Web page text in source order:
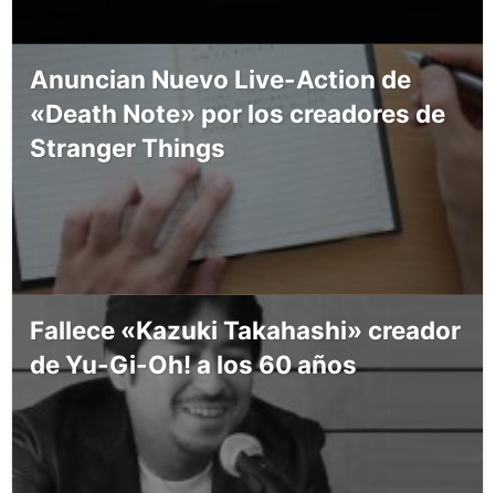
Anuncian Nuevo Live-Action de
«Death Note» por los creadores de
Stranger Things
Fallece «Kazuki Takahashi» creador
de Yu-Gi-Oh! a los 60 años